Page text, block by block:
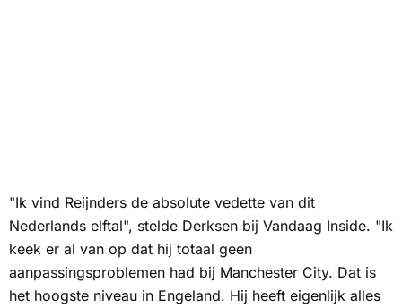
"Ik vind Reijnders de absolute vedette van dit
Nederlands elftal", stelde Derksen bij Vandaag Inside. "Ik
keek er al van op dat hij totaal geen
aanpassingsproblemen had bij Manchester City. Dat is
het hoogste niveau in Engeland. Hij heeft eigenlijk alles